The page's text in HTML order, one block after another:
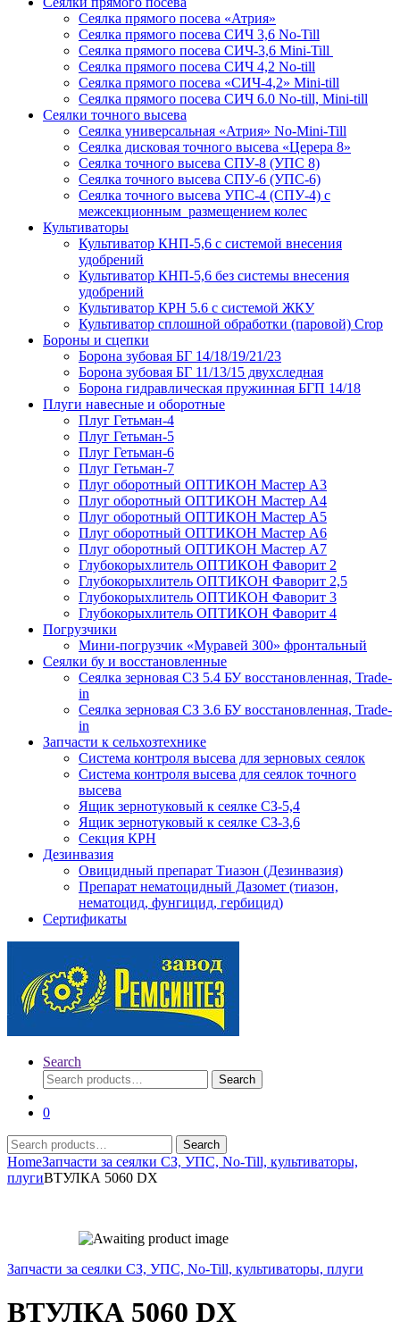
Сеялка прямого посева «Атрия»
Сеялка прямого посева СИЧ 3,6 No-Till
Сеялка прямого посева СИЧ-3,6 Mini-Till
Сеялка прямого посева СИЧ 4,2 No-till
Сеялка прямого посева «СИЧ-4,2» Mini-till
Сеялка прямого посева СИЧ 6.0 No-till, Mini-till
Сеялки точного высева
Сеялка универсальная «Атрия» No-Mini-Till
Сеялка дисковая точного высева «Церера 8»
Сеялка точного высева СПУ-8 (УПС 8)
Сеялка точного высева СПУ-6 (УПС-6)
Сеялка точного высева УПС-4 (СПУ-4) с
межсекционным размещением колес
Культиваторы
Культиватор КНП-5,6 с системой внесения
удобрений
Культиватор КНП-5,6 без системы внесения
удобрений
Культиватор КРН 5.6 с системой ЖКУ
Культиватор сплошной обработки (паровой) Crop
Бороны и сцепки
Борона зубовая БГ 14/18/19/21/23
Борона зубовая БГ 11/13/15 двухследная
Борона гидравлическая пружинная БГП 14/18
Плуги навесные и оборотные
Плуг Гетьман-4
Плуг Гетьман-5
Плуг Гетьман-6
Плуг Гетьман-7
Плуг оборотный ОПТИКОН Мастер А3
Плуг оборотный ОПТИКОН Мастер А4
Плуг оборотный ОПТИКОН Мастер А5
Плуг оборотный ОПТИКОН Мастер А6
Плуг оборотный ОПТИКОН Мастер А7
Глубокорыхлитель ОПТИКОН Фаворит 2
Глубокорыхлитель ОПТИКОН Фаворит 2,5
Глубокорыхлитель ОПТИКОН Фаворит 3
Глубокорыхлитель ОПТИКОН Фаворит 4
Погрузчики
Мини-погрузчик «Муравей 300» фронтальный
Сеялки бу и восстановленные
Сеялка зерновая СЗ 5.4 БУ восстановленная, Trade-
in
Сеялка зерновая СЗ 3.6 БУ восстановленная, Trade-
in
Запчасти к сельхозтехнике
Система контроля высева для зерновых сеялок
Система контроля высева для сеялок точного
высева
Ящик зернотуковый к сеялке СЗ-5,4
Ящик зернотуковый к сеялке СЗ-3,6
Секция КРН
Дезинвазия
Овицидный препарат Тиазон (Дезинвазия)
Препарат нематоцидный Дазомет (тиазон,
нематоцид, фунгицид, гербицид)
Сертификаты
Search
Search
for:
Search
0
Search
for:
Search
HomeЗапчасти за сеялки СЗ, УПС, No-Till, культиваторы,
плугиВТУЛКА 5060 DX
Запчасти за сеялки СЗ, УПС, No-Till, культиваторы, плуги
ВТУЛКА 5060 DX